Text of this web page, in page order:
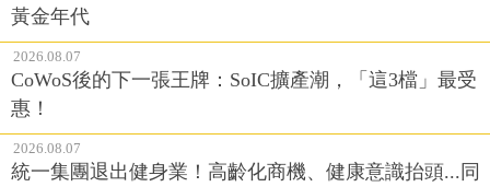
黃金年代
2026.08.07
CoWoS後的下一張王牌：SoIC擴產潮，「這3檔」最受
惠！
2026.08.07
統一集團退出健身業！高齡化商機、健康意識抬頭...同